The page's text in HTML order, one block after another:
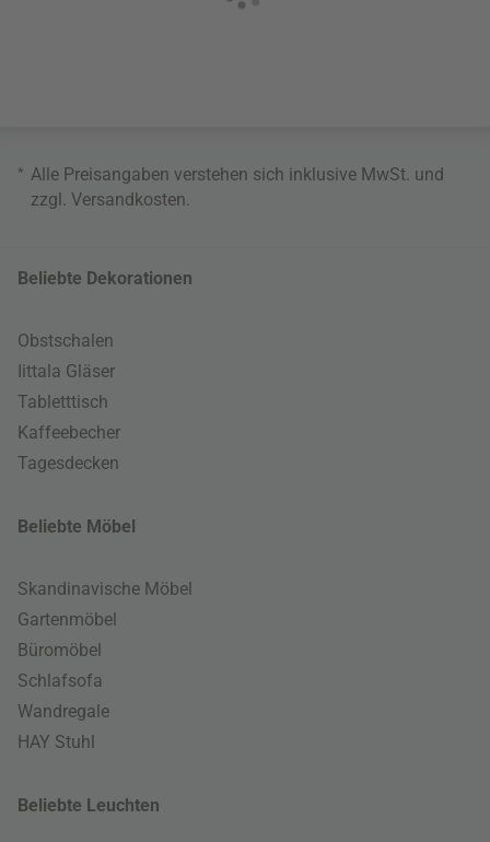
* Alle Preisangaben verstehen sich inklusive MwSt. und
zzgl. Versandkosten.
Beliebte Dekorationen
Obstschalen
Iittala Gläser
Tabletttisch
Kaffeebecher
Tagesdecken
Beliebte Möbel
Skandinavische Möbel
Gartenmöbel
Büromöbel
Schlafsofa
Wandregale
HAY Stuhl
Beliebte Leuchten